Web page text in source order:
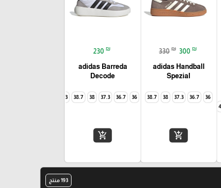
330 ₪ 300 ₪
adidas Handball
Spezial
36
36.7
37.3
38
38.7
add_shopping_cart
230 ₪
adidas Barreda
Decode
36
36.7
37.3
38
38.7
39.3
add_shopping_cart
193 منتج